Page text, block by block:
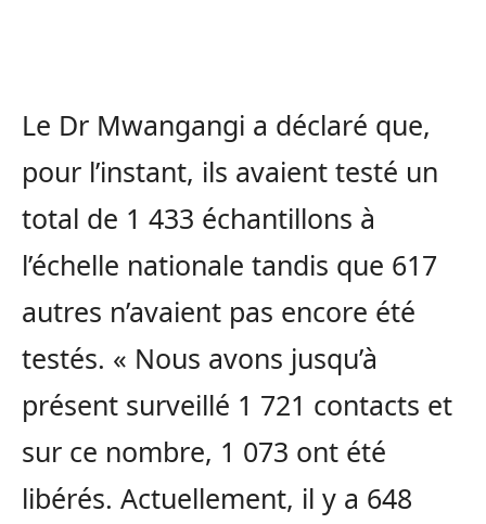
Le Dr Mwangangi a déclaré que,
pour l’instant, ils avaient testé un
total de 1 433 échantillons à
l’échelle nationale tandis que 617
autres n’avaient pas encore été
testés. « Nous avons jusqu’à
présent surveillé 1 721 contacts et
sur ce nombre, 1 073 ont été
libérés. Actuellement, il y a 648